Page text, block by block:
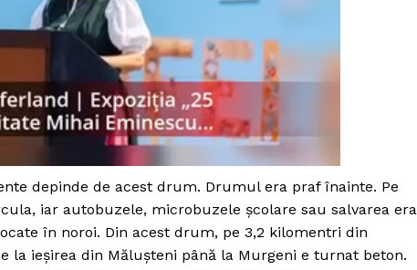
depinde de acest drum. Drumul era praf înainte. Pe
iar autobuzele, microbuzele școlare sau salvarea
în noroi. Din acest drum, pe 3,2 kilomentri din
ieșirea din Mălușteni până la Murgeni e turnat beton.